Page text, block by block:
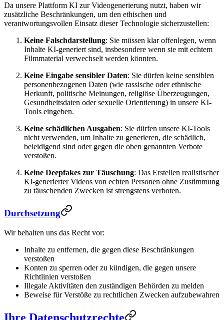
Da unsere Plattform KI zur Videogenerierung nutzt, haben wir
zusätzliche Beschränkungen, um den ethischen und
verantwortungsvollen Einsatz dieser Technologie sicherzustellen:
Keine Falschdarstellung: Sie müssen klar offenlegen, wenn
Inhalte KI-generiert sind, insbesondere wenn sie mit echtem
Filmmaterial verwechselt werden könnten.
Keine Eingabe sensibler Daten: Sie dürfen keine sensiblen
personenbezogenen Daten (wie rassische oder ethnische
Herkunft, politische Meinungen, religiöse Überzeugungen,
Gesundheitsdaten oder sexuelle Orientierung) in unsere KI-
Tools eingeben.
Keine schädlichen Ausgaben: Sie dürfen unsere KI-Tools
nicht verwenden, um Inhalte zu generieren, die schädlich,
beleidigend sind oder gegen die oben genannten Verbote
verstoßen.
Keine Deepfakes zur Täuschung: Das Erstellen realistischer
KI-generierter Videos von echten Personen ohne Zustimmung
zu täuschenden Zwecken ist strengstens verboten.
Durchsetzung
Wir behalten uns das Recht vor:
Inhalte zu entfernen, die gegen diese Beschränkungen
verstoßen
Konten zu sperren oder zu kündigen, die gegen unsere
Richtlinien verstoßen
Illegale Aktivitäten den zuständigen Behörden zu melden
Beweise für Verstöße zu rechtlichen Zwecken aufzubewahren